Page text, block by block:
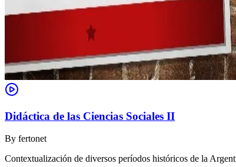
Didáctica de las Ciencias Sociales II
By fertonet
Contextualización de diversos períodos históricos de la